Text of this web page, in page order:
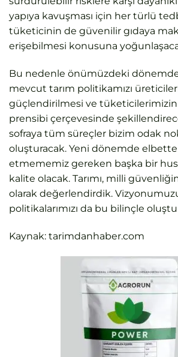
yapıya kavuşması için her türlü
tüketicinin de güvenilir gıdaya
erişebilmesi konusuna
Bu nedenle önümüzdeki dönemde
mevcut tarım politikamızı
güçlendirilmesi ve tüketicilerimizin
prensibi çerçevesinde
sofraya tüm süreçler bizim odak
oluşturacak. Yeni dönemde elbette
etmememiz gereken başka bir
kalite olacak. Tarımı, milli
olarak değerlendirdik.
politikalarımızı da bu bilinçle
Kaynak: tarimdanhaber.com